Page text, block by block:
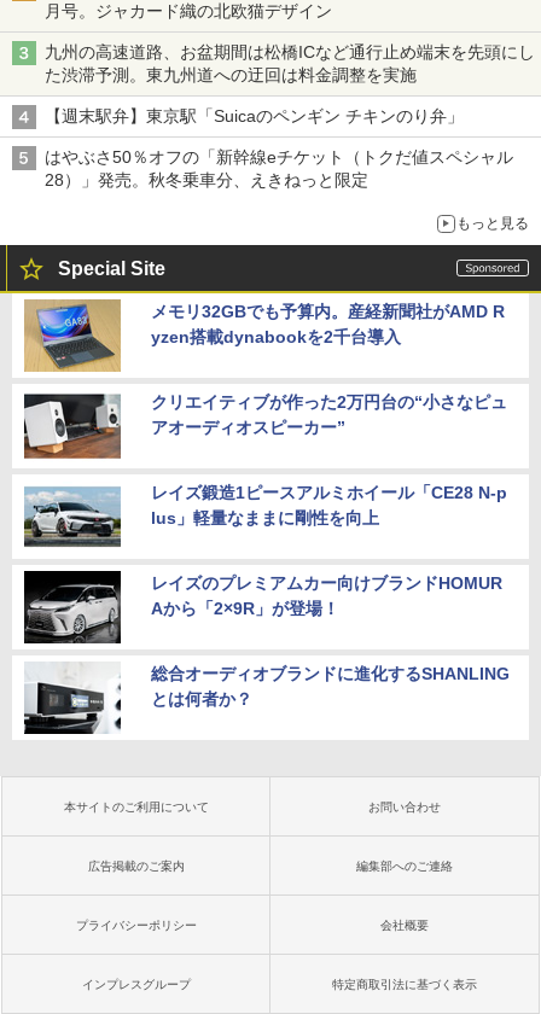
月号。ジャカード織の北欧猫デザイン
九州の高速道路、お盆期間は松橋ICなど通行止め端末を先頭にし
た渋滞予測。東九州道への迂回は料金調整を実施
【週末駅弁】東京駅「Suicaのペンギン チキンのり弁」
はやぶさ50％オフの「新幹線eチケット（トクだ値スペシャル
28）」発売。秋冬乗車分、えきねっと限定
もっと見る
Special Site
メモリ32GBでも予算内。産経新聞社がAMD R
yzen搭載dynabookを2千台導入
クリエイティブが作った2万円台の“小さなピュ
アオーディオスピーカー”
レイズ鍛造1ピースアルミホイール「CE28 N-p
lus」軽量なままに剛性を向上
レイズのプレミアムカー向けブランドHOMUR
Aから「2×9R」が登場！
総合オーディオブランドに進化するSHANLING
とは何者か？
本サイトのご利用について お問い合わせ
広告掲載のご案内 編集部へのご連絡
プライバシーポリシー 会社概要
インプレスグループ 特定商取引法に基づく表示